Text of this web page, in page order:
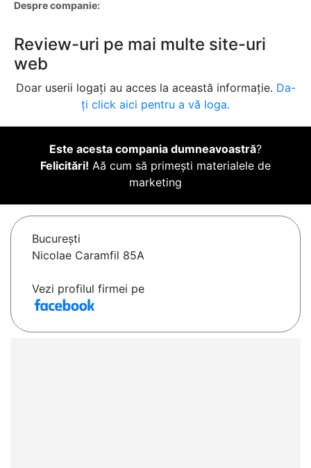
Despre companie:
Review-uri pe mai multe site-uri
web
Doar userii logați au acces la această informație. Da-
ți click aici pentru a vă loga.
Este acesta compania dumneavoastră?
Felicitări! Aă cum să primești materialele de
marketing
Bucureşti
Nicolae Caramfil 85A
Vezi profilul firmei pe